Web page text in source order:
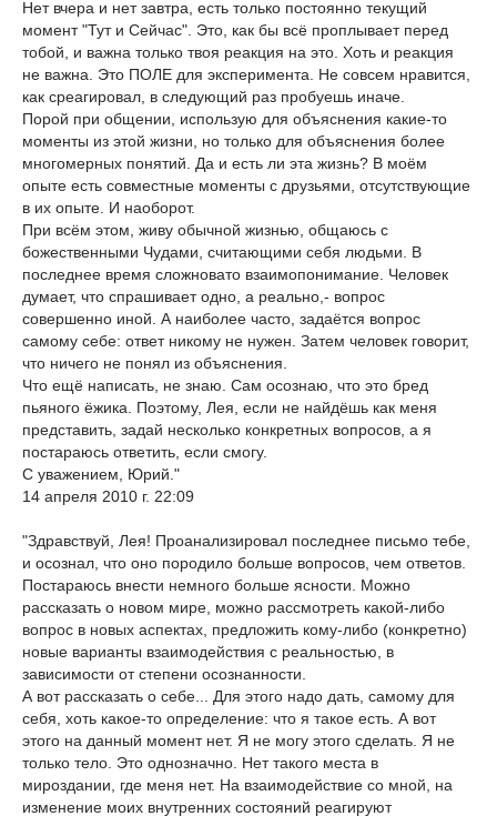
Нет вчера и нет завтра, есть только постоянно текущий
момент "Тут и Сейчас". Это, как бы всё проплывает перед
тобой, и важна только твоя реакция на это. Хоть и реакция
не важна. Это ПОЛЕ для эксперимента. Не совсем нравится,
как среагировал, в следующий раз пробуешь иначе.
Порой при общении, использую для объяснения какие-то
моменты из этой жизни, но только для объяснения более
многомерных понятий. Да и есть ли эта жизнь? В моём
опыте есть совместные моменты с друзьями, отсутствующие
в их опыте. И наоборот.
При всём этом, живу обычной жизнью, общаюсь с
божественными Чудами, считающими себя людьми. В
последнее время сложновато взаимопонимание. Человек
думает, что спрашивает одно, а реально,- вопрос
совершенно иной. А наиболее часто, задаётся вопрос
самому себе: ответ никому не нужен. Затем человек говорит,
что ничего не понял из объяснения.
Что ещё написать, не знаю. Сам осознаю, что это бред
пьяного ёжика. Поэтому, Лея, если не найдёшь как меня
представить, задай несколько конкретных вопросов, а я
постараюсь ответить, если смогу.
С уважением, Юрий."
14 апреля 2010 г. 22:09
"Здравствуй, Лея! Проанализировал последнее письмо тебе,
и осознал, что оно породило больше вопросов, чем ответов.
Постараюсь внести немного больше ясности. Можно
рассказать о новом мире, можно рассмотреть какой-либо
вопрос в новых аспектах, предложить кому-либо (конкретно)
новые варианты взаимодействия с реальностью, в
зависимости от степени осознанности.
А вот рассказать о себе... Для этого надо дать, самому для
себя, хоть какое-то определение: что я такое есть. А вот
этого на данный момент нет. Я не могу этого сделать. Я не
только тело. Это однозначно. Нет такого места в
мироздании, где меня нет. На взаимодействие со мной, на
изменение моих внутренних состояний реагируют